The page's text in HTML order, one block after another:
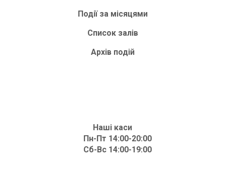
Події за місяцями
Список залів
Архів подій
Наші каси
Пн-Пт 14:00-20:00
Сб-Вс 14:00-19:00